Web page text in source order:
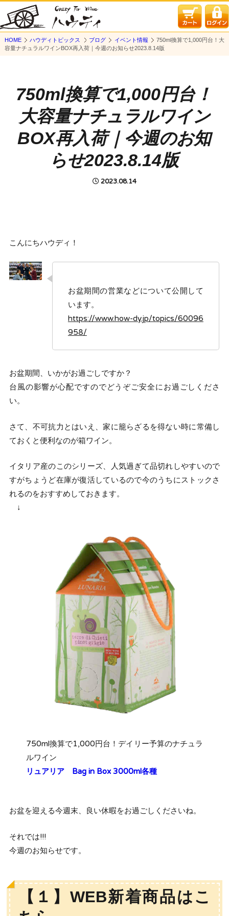
HOME ハウディトピックス ブログ イベント情報
750ml換算で1,000円台！大
容量ナチュラルワインBOX再入荷｜今週のお知らせ2023.8.14版
750ml換算で1,000円台！
大容量ナチュラルワイン
BOX再入荷｜今週のお知
らせ2023.8.14版
2023.08.14
こんにちハウディ！
お盆期間の営業などについて公開して
います。
https://www.how-dy.jp/topics/60096
958/
お盆期間、いかがお過ごしですか？
台風の影響が心配ですのでどうぞご安全にお過ごしくださ
い。
さて、不可抗力とはいえ、家に籠らざるを得ない時に常備し
ておくと便利なのが箱ワイン。
イタリア産のこのシリーズ、人気過ぎて品切れしやすいので
すがちょうど在庫が復活しているので今のうちにストックさ
れるのをおすすめしておきます。
↓
750ml換算で1,000円台！デイリー予算のナチュラ
ルワイン
リュアリア Bag in Box 3000ml各種
お盆を迎える今週末、良い休暇をお過ごしくださいね。
それでは!!!
今週のお知らせです。
【１】WEB新着商品はこ